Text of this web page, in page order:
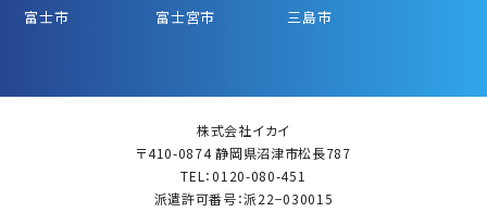
富士市
富士宮市 三島市
株式会社イカイ
〒410-0874 静岡県沼津市松長787
TEL：0120-080-451
派遣許可番号：派22−030015